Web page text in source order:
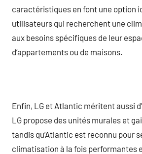
caractéristiques en font une option
utilisateurs qui recherchent une
aux besoins spécifiques de leur
d’appartements ou de maisons.
Enfin, LG et Atlantic méritent aussi
LG propose des unités murales et
tandis qu’Atlantic est reconnu pour
climatisation à la fois performantes